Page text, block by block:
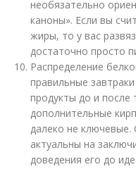
необязательно
каноны». Если вы
жиры, то у вас
достаточно просто
Распределение
правильные
продукты до и после
дополнительные
далеко не
актуальны на
доведения его до